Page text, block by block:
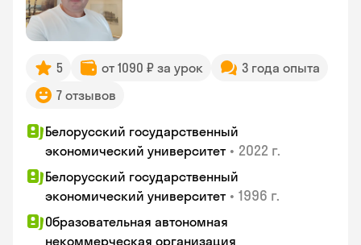
5 от 1090 ₽ за урок
3 года опыта
7 отзывов
Белорусский государственный
экономический университет • 2022 г.
Белорусский государственный
экономический университет • 1996 г.
Образовательная автономная
некоммерческая организация